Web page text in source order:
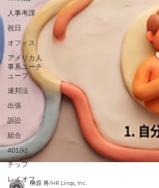
人事考課
祝日
オフィス
アメリカ人
事系ユーチ
ューブ
連邦法
出張
訴訟
組合
401(k)
チップ
レイオフ